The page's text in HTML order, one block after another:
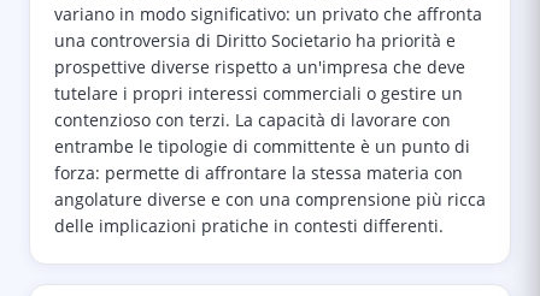
variano in modo significativo: un privato che affronta
una controversia di Diritto Societario ha priorità e
prospettive diverse rispetto a un'impresa che deve
tutelare i propri interessi commerciali o gestire un
contenzioso con terzi. La capacità di lavorare con
entrambe le tipologie di committente è un punto di
forza: permette di affrontare la stessa materia con
angolature diverse e con una comprensione più ricca
delle implicazioni pratiche in contesti differenti.